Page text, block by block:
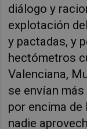
diálogo y
explotación
y pactadas, y
hectómetros
Valenciana,
se envían
por encima
nadie